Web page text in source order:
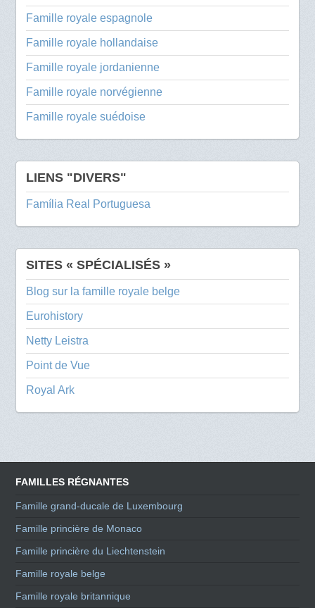
Famille royale espagnole
Famille royale hollandaise
Famille royale jordanienne
Famille royale norvégienne
Famille royale suédoise
LIENS "DIVERS"
Família Real Portuguesa
SITES « SPÉCIALISÉS »
Blog sur la famille royale belge
Eurohistory
Netty Leistra
Point de Vue
Royal Ark
FAMILLES RÉGNANTES
Famille grand-ducale de Luxembourg
Famille princière de Monaco
Famille princière du Liechtenstein
Famille royale belge
Famille royale britannique